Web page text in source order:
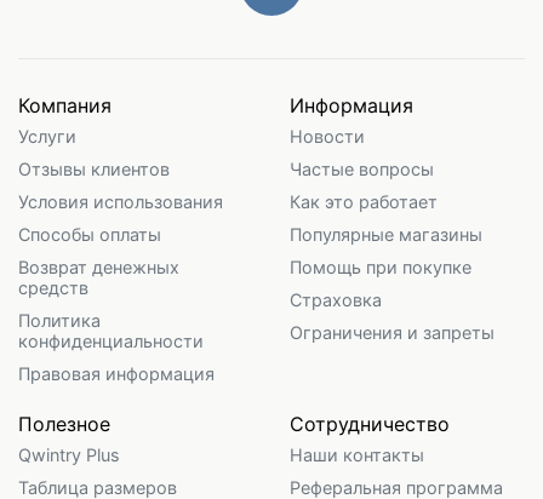
Компания
Услуги
Отзывы клиентов
Условия использования
Способы оплаты
Возврат денежных
средств
Политика
конфиденциальности
Правовая информация
Информация
Новости
Частые вопросы
Как это работает
Популярные магазины
Помощь при покупке
Страховка
Ограничения и запреты
Полезное
Qwintry Plus
Таблица размеров
Сотрудничество
Наши контакты
Реферальная программа